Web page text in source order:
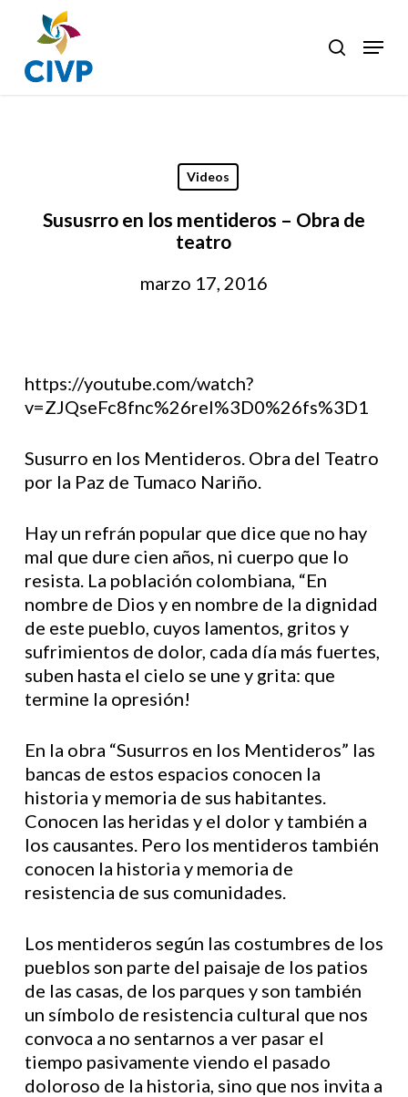
main
content
search
Menu
Videos
Sususrro en los mentideros – Obra de
teatro
marzo 17, 2016
https://youtube.com/watch?
v=ZJQseFc8fnc%26rel%3D0%26fs%3D1
Susurro en los Mentideros. Obra del Teatro
por la Paz de Tumaco Nariño.
Hay un refrán popular que dice que no hay
mal que dure cien años, ni cuerpo que lo
resista. La población colombiana, “En
nombre de Dios y en nombre de la dignidad
de este pueblo, cuyos lamentos, gritos y
sufrimientos de dolor, cada día más fuertes,
suben hasta el cielo se une y grita: que
termine la opresión!
En la obra “Susurros en los Mentideros” las
bancas de estos espacios conocen la
historia y memoria de sus habitantes.
Conocen las heridas y el dolor y también a
los causantes. Pero los mentideros también
conocen la historia y memoria de
resistencia de sus comunidades.
Los mentideros según las costumbres de los
pueblos son parte del paisaje de los patios
de las casas, de los parques y son también
un símbolo de resistencia cultural que nos
convoca a no sentarnos a ver pasar el
tiempo pasivamente viendo el pasado
doloroso de la historia, sino que nos invita a
Close